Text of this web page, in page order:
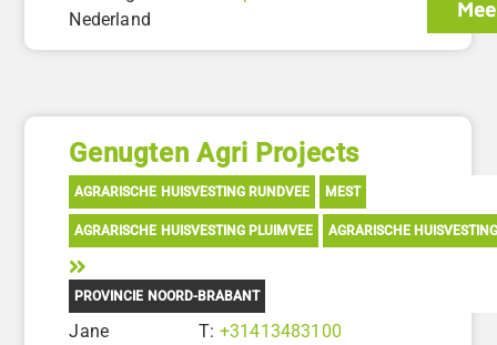
Nederland
Genugten Agri Projects
AGRARISCHE HUISVESTING RUNDVEE MEST
AGRARISCHE HUISVESTING PLUIMVEE AGRARISCHE
PROVINCIE NOORD-BRABANT
Jane
T: +31413483100